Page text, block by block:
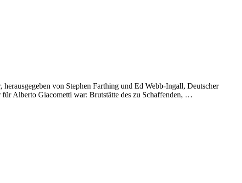
von Stephen Farthing und Ed Webb-Ingall, Deutscher
Alberto Giacometti war: Brutstätte des zu Schaffenden, …